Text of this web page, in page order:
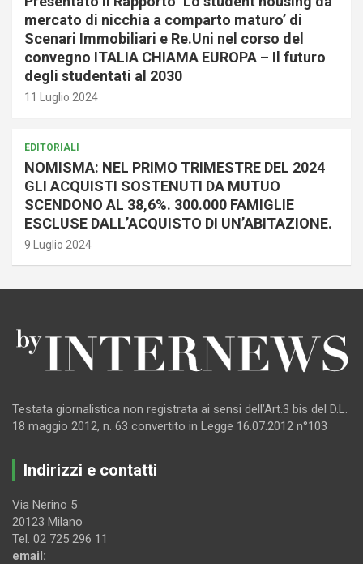
mercato di nicchia a comparto maturo’ di
Scenari Immobiliari e Re.Uni nel corso del
convegno ITALIA CHIAMA EUROPA – Il futuro
degli studentati al 2030
11 Luglio 2024
EDITORIALI
NOMISMA: NEL PRIMO TRIMESTRE DEL 2024
GLI ACQUISTI SOSTENUTI DA MUTUO
SCENDONO AL 38,6%. 300.000 FAMIGLIE
ESCLUSE DALL’ACQUISTO DI UN’ABITAZIONE.
9 Luglio 2024
Testata giornalistica non registrata ai sensi dell’Art.3 bis del D.L.
18 maggio 2012, n. 63 convertito in Legge 16.07.2012 n°103
Indirizzi e contatti
Via Nerino 5
20123 Milano
Tel. 02 725 296 11
email: